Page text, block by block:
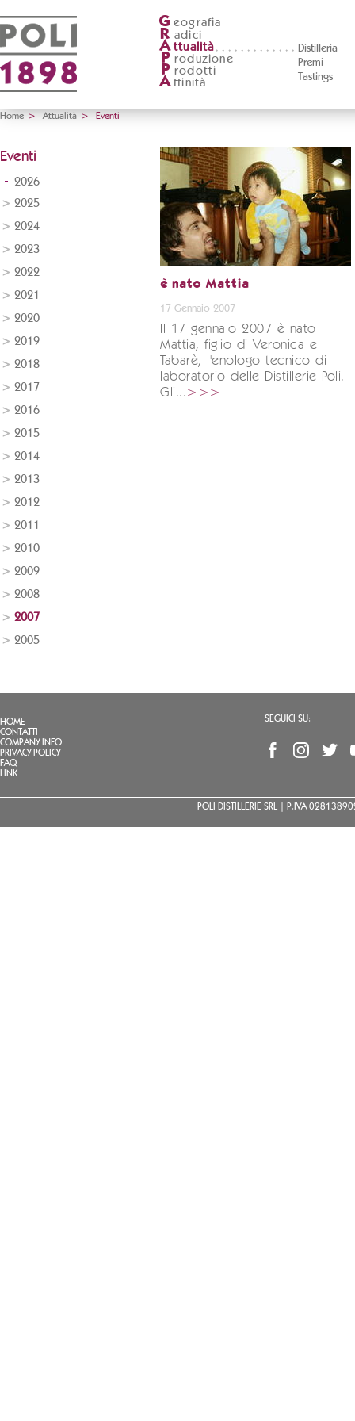
G eografia
R adici
A ttualità
Distilleria
Premi
Tastings
P roduzione
P rodotti
A ffinità
Home > Attualità > Eventi
Eventi
2026
2025
2024
2023
2022
2021
2020
2019
2018
2017
2016
2015
2014
2013
2012
2011
2010
2009
2008
2007
2005
è nato Mattia
17 Gennaio 2007
Il 17 gennaio 2007 è nato
Mattia, figlio di Veronica e
Tabarè, l'enologo tecnico di
laboratorio delle Distillerie Poli.
Gli...>>>
HOME
CONTATTI
COMPANY INFO
PRIVACY POLICY
FAQ
LINK
SEGUICI SU:
POLI DISTILLERIE SRL | P.IVA